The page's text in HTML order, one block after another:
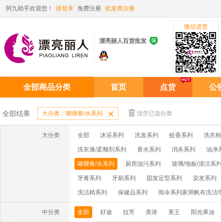
阿九助手欢迎您！ 请登录 免费注册 批发商注册
漂亮丽人百货批发 
微信进货
全部商品分类 首页 点货 公
全部结果 大分类：啫喱膏/水系列  清空已选分类
大分类 全部 沐浴系列 洗发系列 蚊香系列 洗衣
洗衣液/柔顺剂系列 香水系列 消杀系列 油净
啫喱膏/水系列 厨房油污系列 玻璃/地板/清洁系
牙膏系列 牙刷系列 固发定型系列 染发系列
洗洁精系列 保健品系列 雨伞系列家用帆布洗洁
中分类 全部 好迪 拉芳 美涛 美王 阳光果油